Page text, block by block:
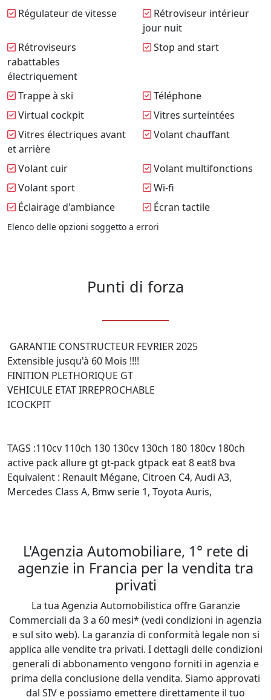
Régulateur de vitesse
Rétroviseur intérieur
jour nuit
Rétroviseurs
rabattables
électriquement
Stop and start
Trappe à ski
Téléphone
Virtual cockpit
Vitres surteintées
Vitres électriques avant
et arrière
Volant chauffant
Volant cuir
Volant multifonctions
Volant sport
Wi-fi
Éclairage d'ambiance
Écran tactile
Elenco delle opzioni soggetto a errori
Punti di forza
Extensible jusqu'à 60 Mois !!!!
FINITION PLETHORIQUE GT
VEHICULE ETAT IRREPROCHABLE
ICOCKPIT
TAGS :110cv 110ch 130 130cv 130ch 180 180cv 180ch
active pack allure gt gt-pack gtpack eat 8 eat8 bva
Equivalent : Renault Mégane, Citroen C4, Audi A3,
Mercedes Class A, Bmw serie 1, Toyota Auris,
L'Agenzia Automobiliare, 1° rete di
agenzie in Francia per la vendita tra
privati
La tua Agenzia Automobilistica offre Garanzie
Commerciali da 3 a 60 mesi* (vedi condizioni in agenzia
e sul sito web). La garanzia di conformità legale non si
applica alle vendite tra privati. I dettagli delle condizioni
generali di abbonamento vengono forniti in agenzia e
prima della conclusione della vendita. Siamo approvati
dal SIV e possiamo emettere direttamente il tuo